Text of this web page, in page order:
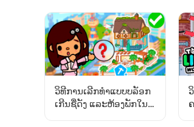
ວິທີການເລີກທຳແບບບລັອກ
ເກີນຊື່ດັງ ແລະຫ້ອງພັກໃນ